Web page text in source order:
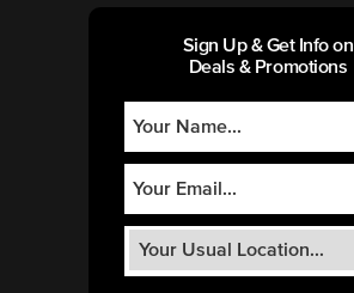
Sign Up & Get Info on
Deals & Promotions